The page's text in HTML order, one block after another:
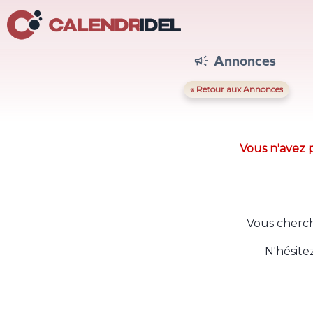
 Annonces
« Retour aux Annonces
Vous n'avez
Vous